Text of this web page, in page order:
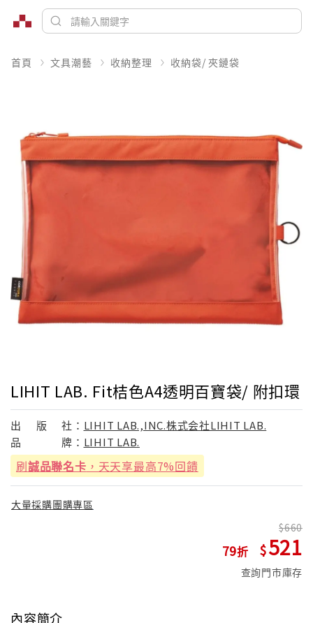
首頁 文具潮藝 收納整理 收納袋/ 夾鏈袋
LIHIT LAB. Fit桔色A4透明百寶袋/ 附扣環
出 版 社： LIHIT LAB.,INC.株式会社LIHIT LAB.
品
牌： LIHIT LAB.
刷誠品聯名卡 ，天天享最高7%回饋
大量採購團購專區
79
660
521
查詢門市庫存
內容簡介